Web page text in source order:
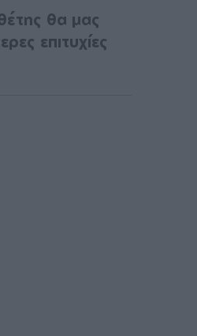
θα μας
επιτυχίες